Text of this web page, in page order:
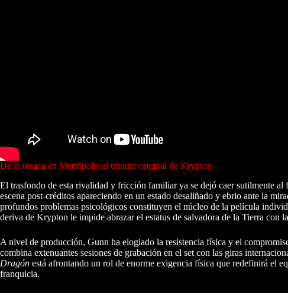
De la resaca en Metrópolis al trauma original de Krypton
El trasfondo de esta rivalidad y fricción familiar ya se dejó caer sutilmente al
escena post-créditos apareciendo en un estado desaliñado y ebrio ante la
profundos problemas psicológicos constituyen el núcleo de la película
deriva de Krypton le impide abrazar el estatus de salvadora de la Tierra con
A nivel de producción, Gunn ha elogiado la resistencia física y el
combina extenuantes sesiones de grabación en el set con las giras
Dragón está afrontando un rol de enorme exigencia física que redefinirá el
franquicia.